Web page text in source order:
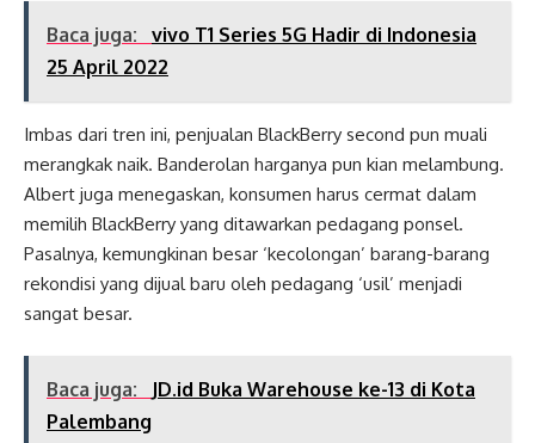
Baca juga:
vivo T1 Series 5G Hadir di Indonesia
25 April 2022
Imbas dari tren ini, penjualan BlackBerry second pun muali
merangkak naik. Banderolan harganya pun kian melambung.
Albert juga menegaskan, konsumen harus cermat dalam
memilih BlackBerry yang ditawarkan pedagang ponsel.
Pasalnya, kemungkinan besar ‘kecolongan’ barang-barang
rekondisi yang dijual baru oleh pedagang ‘usil’ menjadi
sangat besar.
Baca juga:
JD.id Buka Warehouse ke-13 di Kota
Palembang